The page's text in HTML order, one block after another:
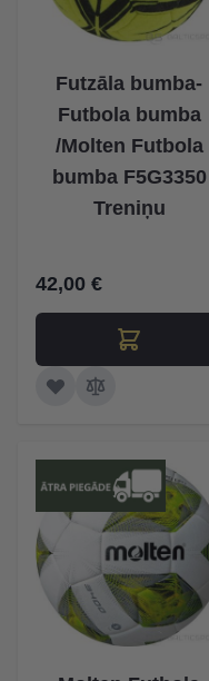
Futzāla bumba-
Futbola bumba
/Molten Futbola
bumba F5G3350
Treniņu
42,00 €